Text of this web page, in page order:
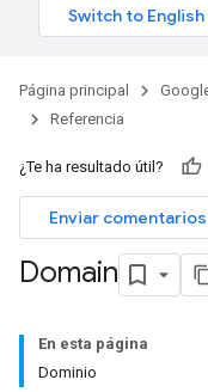
Página principal
Referencia
¿Te ha resultado útil?
Enviar comentarios
Domain
En esta página
Dominio